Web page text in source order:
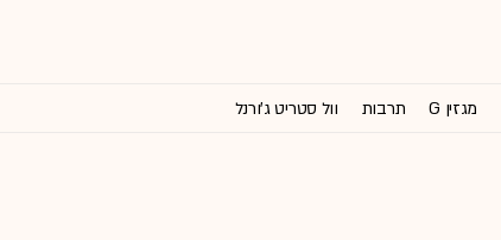
מגזין G תרבות וול סטריט ג'ורנל